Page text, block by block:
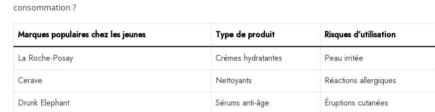
consommation ?
Marques populaires chez les jeunes Type de produit Risques d’utilisation
La Roche-Posay Crèmes hydratantes
Peau irritée
Cerave
Nettoyants
Réactions allergiques
Drunk Elephant
Sérums anti-âge Éruptions cutanées